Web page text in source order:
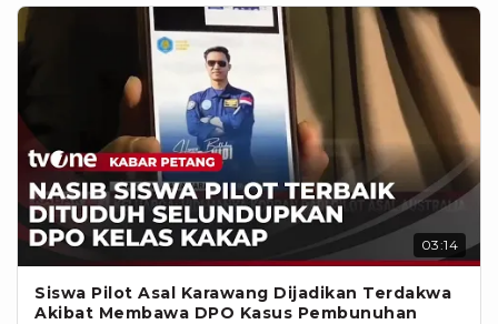
03:14
Siswa Pilot Asal Karawang Dijadikan Terdakwa
Akibat Membawa DPO Kasus Pembunuhan